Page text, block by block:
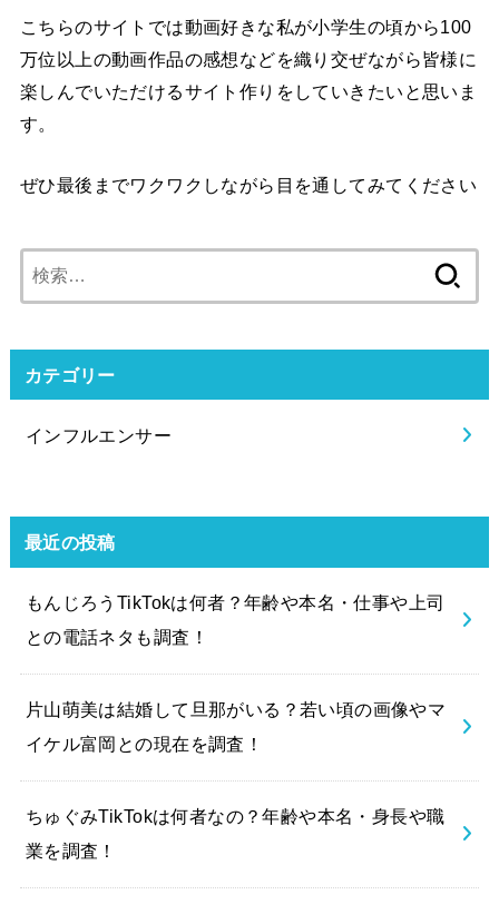
こちらのサイトでは動画好きな私が小学生の頃から100
万位以上の動画作品の感想などを織り交ぜながら皆様に
楽しんでいただけるサイト作りをしていきたいと思いま
す。
ぜひ最後までワクワクしながら目を通してみてください
索:
カテゴリー
インフルエンサー
最近の投稿
もんじろうTikTokは何者？年齢や本名・仕事や上司
との電話ネタも調査！
片山萌美は結婚して旦那がいる？若い頃の画像やマ
イケル富岡との現在を調査！
ちゅぐみTikTokは何者なの？年齢や本名・身長や職
業を調査！